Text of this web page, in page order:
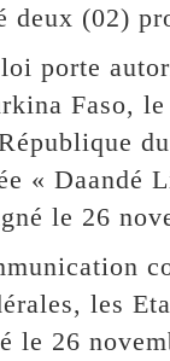
deux (02)
porte
Faso,
«
le 26
les
le 26